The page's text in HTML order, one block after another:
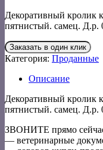
Декоративный кролик
пятнистый. самец. Д.р.
Заказать в один клик
Категория: Проданные
Описание
Декоративный кролик
пятнистый. самец. Д.р.
ЗВОНИТЕ прямо
— ветеринарные